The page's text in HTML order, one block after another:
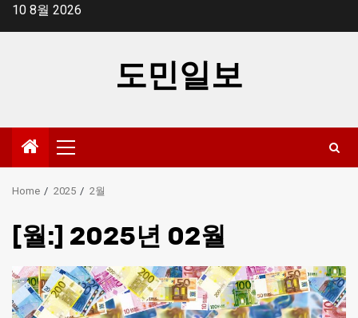
Skip10 8월 2026
도민일보
Primary
Menu
Home 2025 2월
[월:] 2025년 02월